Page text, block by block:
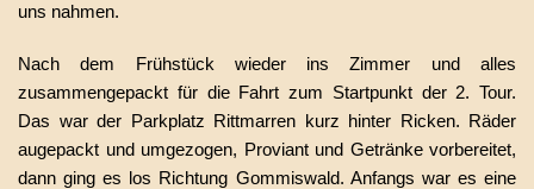
uns nahmen.
Nach dem Frühstück wieder ins Zimmer und alles
zusammengepackt für die Fahrt zum Startpunkt der 2. Tour.
Das war der Parkplatz Rittmarren kurz hinter Ricken. Räder
augepackt und umgezogen, Proviant und Getränke vorbereitet,
dann ging es los Richtung Gommiswald. Anfangs war es eine